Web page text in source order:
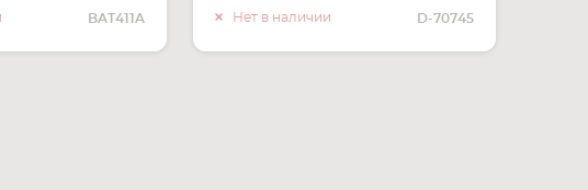
BAT411A
О НАЛИЧИИ
Нет в наличии D-70745
О НАЛИЧИИ